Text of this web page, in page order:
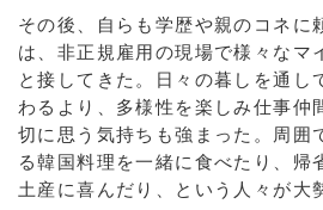
その後、自らも学歴や親のコネに
は、非正規雇用の現場で様々なマ
と接してきた。日々の暮しを通し
わるより、多様性を楽しみ仕事仲
切に思う気持ちも強まった。周囲
る韓国料理を一緒に食べたり、帰
土産に喜んだり、という人々が大